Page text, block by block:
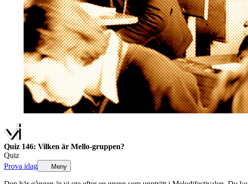
Quiz 146: Vilken är Mello-gruppen?
Quiz
Prova idag
Meny